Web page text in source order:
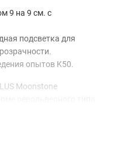
9 на 9 см. с
подсветка для
опытов K50.
Moonstone
объекта.